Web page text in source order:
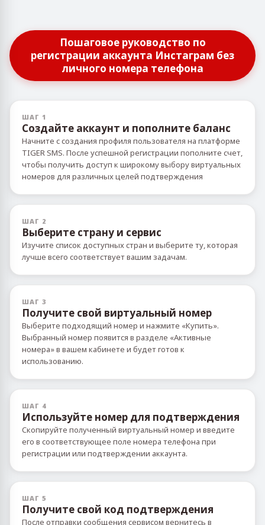
Пошаговое руководство по
регистрации аккаунта Инстаграм без
личного номера телефона
ШАГ 1
Создайте аккаунт и пополните баланс
Начните с создания профиля пользователя на платформе
TIGER SMS. После успешной регистрации пополните счет,
чтобы получить доступ к широкому выбору виртуальных
номеров для различных целей подтверждения
ШАГ 2
Выберите страну и сервис
Изучите список доступных стран и выберите ту, которая
лучше всего соответствует вашим задачам.
ШАГ 3
Получите свой виртуальный номер
Выберите подходящий номер и нажмите «Купить».
Выбранный номер появится в разделе «Активные
номера» в вашем кабинете и будет готов к
использованию.
ШАГ 4
Используйте номер для подтверждения
Скопируйте полученный виртуальный номер и введите
его в соответствующее поле номера телефона при
регистрации или подтверждении аккаунта.
ШАГ 5
Получите свой код подтверждения
После отправки сообщения сервисом вернитесь в